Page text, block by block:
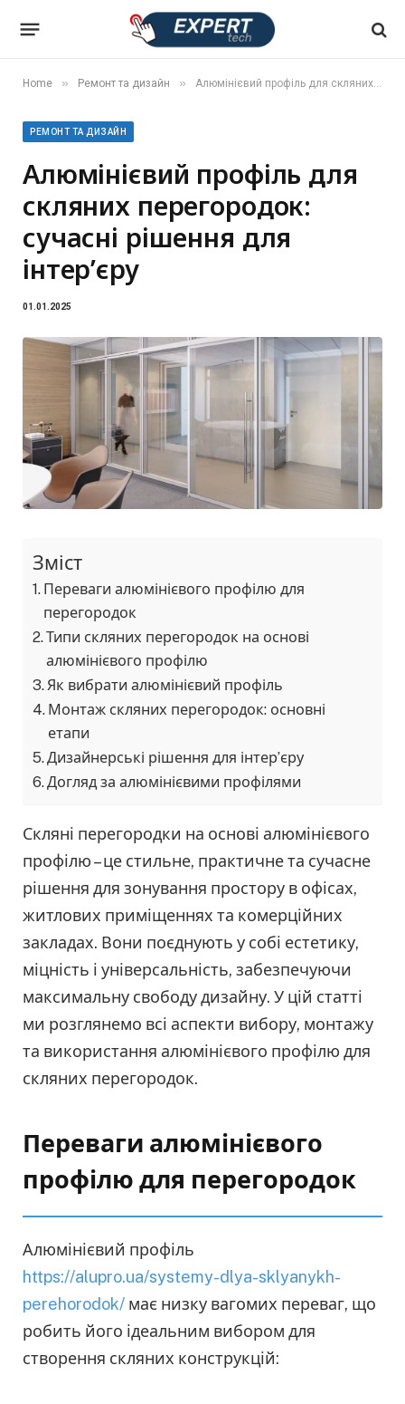
Home » Ремонт та дизайн » Алюмінієвий профіль для скляних перегородок: сучасні рішення для інтер’єру
РЕМОНТ ТА ДИЗАЙН
Алюмінієвий профіль для
скляних перегородок:
сучасні рішення для
інтер’єру
01.01.2025
Зміст
Переваги алюмінієвого профілю для
перегородок
Типи скляних перегородок на основі
алюмінієвого профілю
Як вибрати алюмінієвий профіль
Монтаж скляних перегородок: основні
етапи
Дизайнерські рішення для інтер’єру
Догляд за алюмінієвими профілями
Скляні перегородки на основі алюмінієвого
профілю – це стильне, практичне та сучасне
рішення для зонування простору в офісах,
житлових приміщеннях та комерційних
закладах. Вони поєднують у собі естетику,
міцність і універсальність, забезпечуючи
максимальну свободу дизайну. У цій статті
ми розглянемо всі аспекти вибору, монтажу
та використання алюмінієвого профілю для
скляних перегородок.
Переваги алюмінієвого
профілю для перегородок
Алюмінієвий профіль
https://alupro.ua/systemy-dlya-sklyanykh-
perehorodok/ має низку вагомих переваг, що
робить його ідеальним вибором для
створення скляних конструкцій: